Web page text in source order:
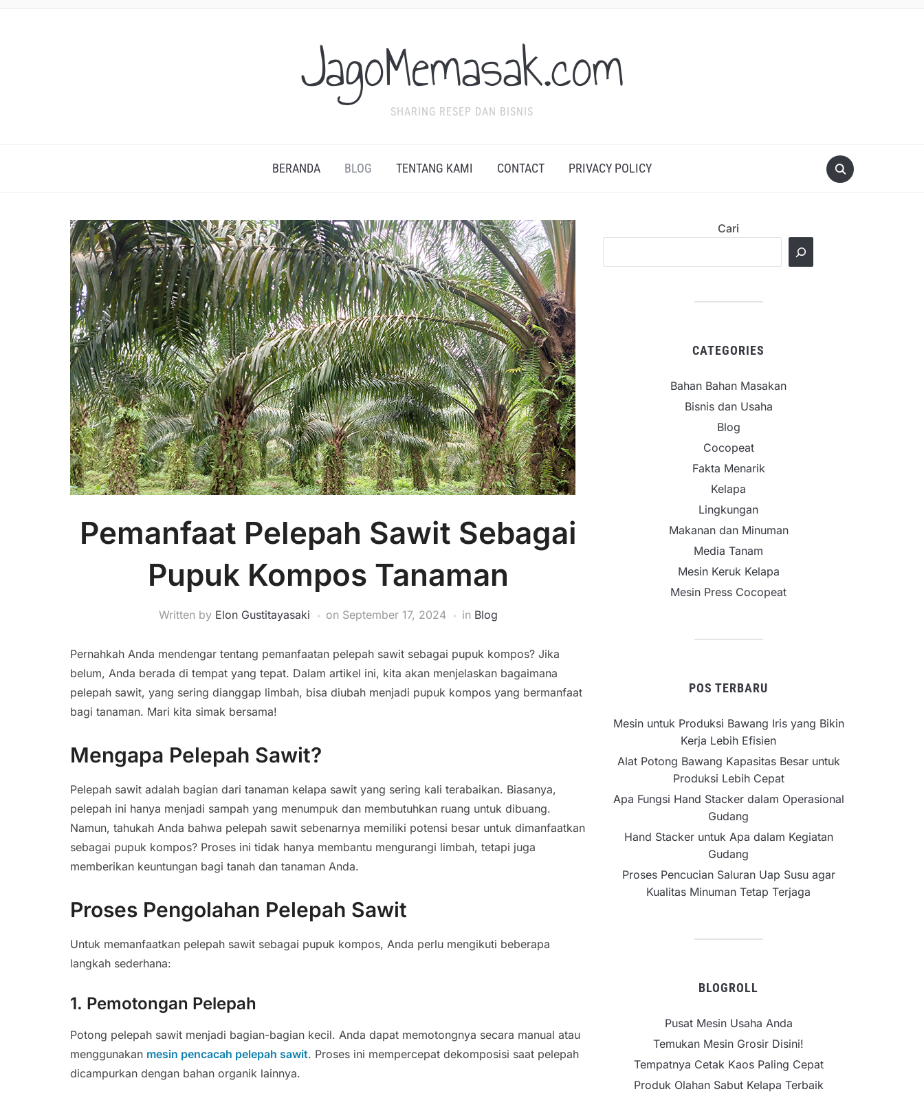
JagoMemasak.com
SHARING RESEP DAN BISNIS
BERANDA BLOG TENTANG KAMI CONTACT PRIVACY POLICY
Pemanfaat Pelepah Sawit Sebagai
Pupuk Kompos Tanaman
Written by Elon Gustitayasaki on September 17, 2024 in Blog
Pernahkah Anda mendengar tentang pemanfaatan pelepah sawit sebagai pupuk kompos? Jika
belum, Anda berada di tempat yang tepat. Dalam artikel ini, kita akan menjelaskan bagaimana
pelepah sawit, yang sering dianggap limbah, bisa diubah menjadi pupuk kompos yang bermanfaat
bagi tanaman. Mari kita simak bersama!
Mengapa Pelepah Sawit?
Pelepah sawit adalah bagian dari tanaman kelapa sawit yang sering kali terabaikan. Biasanya,
pelepah ini hanya menjadi sampah yang menumpuk dan membutuhkan ruang untuk dibuang.
Namun, tahukah Anda bahwa pelepah sawit sebenarnya memiliki potensi besar untuk dimanfaatkan
sebagai pupuk kompos? Proses ini tidak hanya membantu mengurangi limbah, tetapi juga
memberikan keuntungan bagi tanah dan tanaman Anda.
Proses Pengolahan Pelepah Sawit
Untuk memanfaatkan pelepah sawit sebagai pupuk kompos, Anda perlu mengikuti beberapa
langkah sederhana:
1. Pemotongan Pelepah
Potong pelepah sawit menjadi bagian-bagian kecil. Anda dapat memotongnya secara manual atau
menggunakan mesin pencacah pelepah sawit. Proses ini mempercepat dekomposisi saat pelepah
dicampurkan dengan bahan organik lainnya.
Cari
CATEGORIES
Bahan Bahan Masakan
Bisnis dan Usaha
Blog
Cocopeat
Fakta Menarik
Kelapa
Lingkungan
Makanan dan Minuman
Media Tanam
Mesin Keruk Kelapa
Mesin Press Cocopeat
POS TERBARU
Mesin untuk Produksi Bawang Iris yang Bikin
Kerja Lebih Efisien
Alat Potong Bawang Kapasitas Besar untuk
Produksi Lebih Cepat
Apa Fungsi Hand Stacker dalam Operasional
Gudang
Hand Stacker untuk Apa dalam Kegiatan
Gudang
Proses Pencucian Saluran Uap Susu agar
Kualitas Minuman Tetap Terjaga
BLOGROLL
Pusat Mesin Usaha Anda
Temukan Mesin Grosir Disini!
Tempatnya Cetak Kaos Paling Cepat
Produk Olahan Sabut Kelapa Terbaik